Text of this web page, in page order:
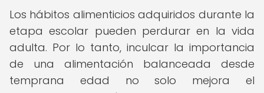
Los hábitos alimenticios adquiridos durante la
etapa escolar pueden perdurar en la vida
adulta. Por lo tanto, inculcar la importancia
de una alimentación balanceada desde
temprana edad no solo mejora el